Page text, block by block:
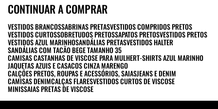
CONTINUAR A COMPRAR
VESTIDOS BRANCOSSABRINAS PRETASVESTIDOS COMPRIDOS PRETOS
VESTIDOS CURTOSSOBRETUDOS PRETOSSAPATOS PRETOSVESTIDOS PRETOS
VESTIDOS AZUL MARINHOSANDÁLIAS PRETASVESTIDOS HALTER
SANDÁLIAS COM TACÃO BEGE TAMANHO 35
CAMISAS CASTANHAS DE VISCOSE PARA MULHERT-SHIRTS AZUL MARINHO
JAQUETAS AZUIS E CASACOS CINZA MARENGO
CALÇÕES PRETOS, ROUPAS E ACESSÓRIOS, SAIASJEANS E DENIM
CAMISAS DENIMCALÇAS FLARESVESTIDOS CURTOS DE VISCOSE
MINISSAIAS PRETAS DE VISCOSE